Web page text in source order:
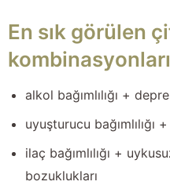
En sık görülen
kombinasyonları
alkol bağımlılığı +
uyuşturucu bağımlılığı
ilaç bağımlılığı +
bozuklukları